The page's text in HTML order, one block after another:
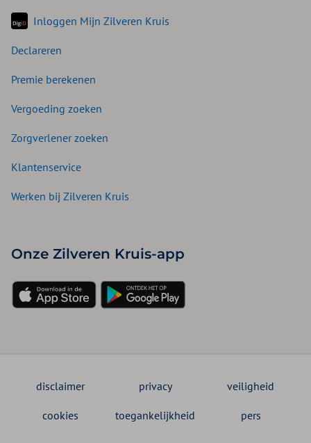
Inloggen Mijn Zilveren Kruis
Declareren
Premie berekenen
Vergoeding zoeken
Zorgverlener zoeken
Klantenservice
Werken bij Zilveren Kruis
Onze Zilveren Kruis-app
disclaimer privacy veiligheid
cookies toegankelijkheid pers